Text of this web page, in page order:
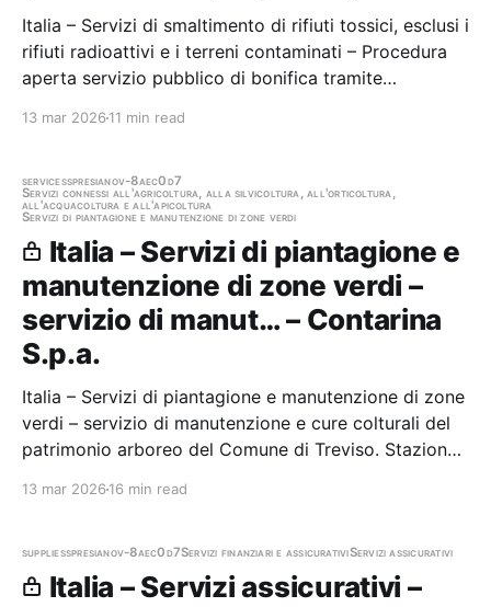
Italia – Servizi di smaltimento di rifiuti tossici, esclusi i
rifiuti radioattivi e i terreni contaminati – Procedura
aperta servizio pubblico di bonifica tramite
13 mar 2026 11 min read
servicesspresianov-8aec0d7
Servizi connessi all'agricoltura, alla silvicoltura, all'orticoltura,
all'acquacoltura e all'apicoltura
Servizi di piantagione e manutenzione di zone verdi
Italia – Servizi di piantagione e
manutenzione di zone verdi –
servizio di manut… – Contarina
S.p.a.
Italia – Servizi di piantagione e manutenzione di zone
verdi – servizio di manutenzione e cure colturali del
patrimonio arboreo del Comune di Treviso. Stazione
13 mar 2026 16 min read
suppliesspresianov-8aec0d7Servizi finanziari e assicurativiServizi assicurativi
Italia – Servizi assicurativi –